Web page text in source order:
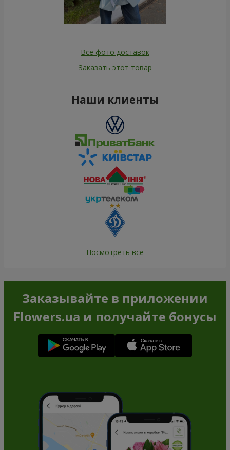
Все фото доставок
Заказать этот товар
Наши клиенты
Посмотреть все
Заказывайте в приложении
Flowers.ua и получайте бонусы